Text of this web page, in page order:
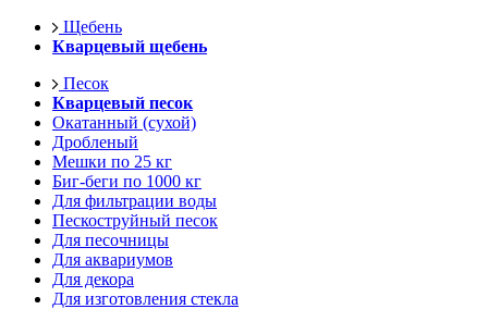
Щебень
Кварцевый щебень
Песок
Кварцевый песок
Окатанный (сухой)
Дробленый
Мешки по 25 кг
Биг-беги по 1000 кг
Для фильтрации воды
Пескоструйный песок
Для песочницы
Для аквариумов
Для декора
Для изготовления стекла